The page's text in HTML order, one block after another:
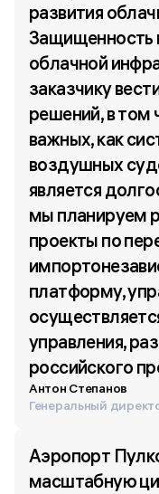
развития
Защищенность
облачной
заказчику
решений, в том
важных, как
воздушных
является
мы планируем
проекты по
платформу,
управления,
российского
Антон Степанов
Генеральный
Аэропорт
масштабную